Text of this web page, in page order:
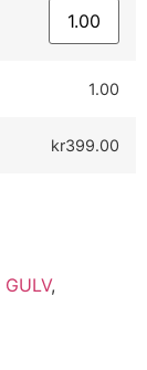
1.00
kr399.00
GULV,